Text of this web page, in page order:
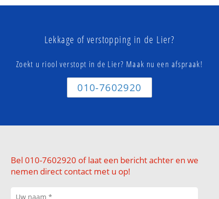
Lekkage of verstopping in de Lier?
Zoekt u riool verstopt in de Lier? Maak nu een afspraak!
010-7602920
Bel 010-7602920 of laat een bericht achter en we
nemen direct contact met u op!